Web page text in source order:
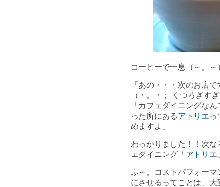
コーヒーで一息（～。～
「あの・・・次のお店
（・。・； くつろぎす
「カフェダイニングな
った所にあるアトリエっ
めますよ」
わっかりました！！次
ェダイニング「 アトリエ
ふ～。コストパフォー
にさせるってことは、